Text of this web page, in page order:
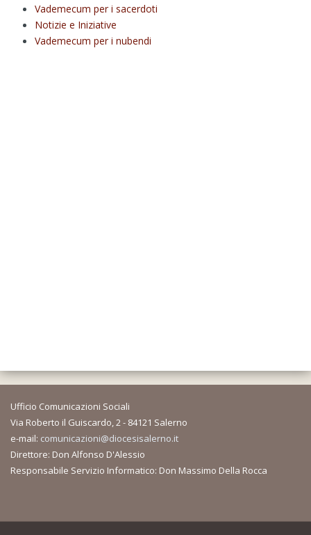
Vademecum per i sacerdoti
Notizie e Iniziative
Vademecum per i nubendi
Ufficio Comunicazioni Sociali
Via Roberto il Guiscardo, 2 - 84121 Salerno
e-mail: comunicazioni@diocesisalerno.it
Direttore: Don Alfonso D'Alessio
Responsabile Servizio Informatico: Don Massimo Della Rocca